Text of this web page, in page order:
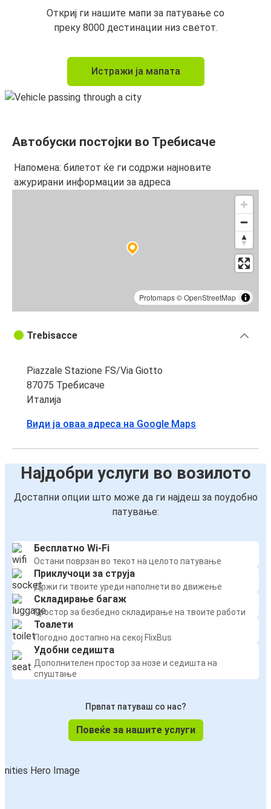
Откриј ги нашите мапи за патување со
преку 8000 дестинации низ светот.
Истражи ја мапата
Автобуски постојки во Требисаче
Напомена: билетот ќе ги содржи најновите
ажурирани информации за адреса
Protomaps©OpenStreetMap
Trebisacce
Piazzale Stazione FS/Via Giotto
87075 Требисаче
Италија
Види ја оваа адреса на Google Maps
Најдобри услуги во возилото
Достапни опции што може да ги најдеш за поудобно
патување:
Бесплатно Wi-Fi
Остани поврзан во текот на целото патување
Приклучоци за струја
Држи ги твоите уреди наполнети во движење
Складирање багаж
Простор за безбедно складирање на твоите работи
Тоалети
Погодно достапно на секој FlixBus
Удобни седишта
Дополнителен простор за нозе и седишта на
спуштање
Првпат патуваш со нас?
Повеќе за нашите услуги